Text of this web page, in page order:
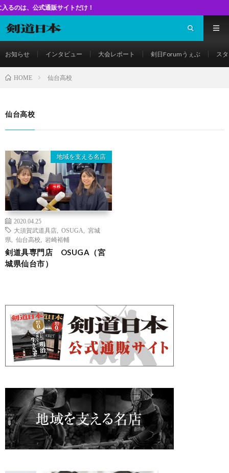
通販サイトだけ！
お知らせ インタビュー 大会レポート 剣日Forumうぇぶ ス
HOME 仙台高校
仙台高校
地域を支える名店
2020.04.25
大須賀武道具店
OSUGA
宮城
県
仙台高校 岩崎裕輔
剣道具専門店 OSUGA（宮
城県仙台市）